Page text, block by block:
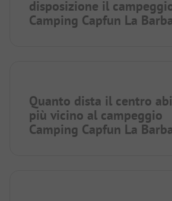
disposizione il
Camping Capfun La
Quanto dista il centro
più vicino al campeggio
Camping Capfun La